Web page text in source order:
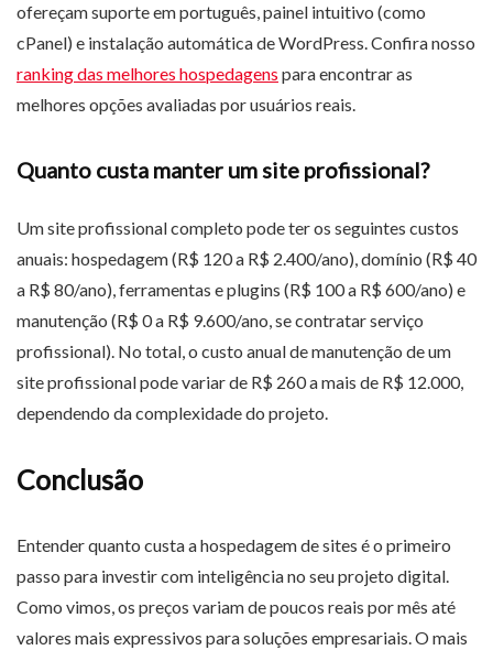
ofereçam suporte em português, painel intuitivo (como
cPanel) e instalação automática de WordPress. Confira nosso
ranking das melhores hospedagens para encontrar as
melhores opções avaliadas por usuários reais.
Quanto custa manter um site profissional?
Um site profissional completo pode ter os seguintes custos
anuais: hospedagem (R$ 120 a R$ 2.400/ano), domínio (R$ 40
a R$ 80/ano), ferramentas e plugins (R$ 100 a R$ 600/ano) e
manutenção (R$ 0 a R$ 9.600/ano, se contratar serviço
profissional). No total, o custo anual de manutenção de um
site profissional pode variar de R$ 260 a mais de R$ 12.000,
dependendo da complexidade do projeto.
Conclusão
Entender quanto custa a hospedagem de sites é o primeiro
passo para investir com inteligência no seu projeto digital.
Como vimos, os preços variam de poucos reais por mês até
valores mais expressivos para soluções empresariais. O mais